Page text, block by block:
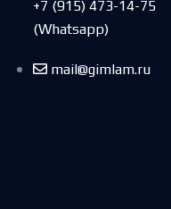
+7 (915) 473-14-75
(Whatsapp)
mail@gimlam.ru